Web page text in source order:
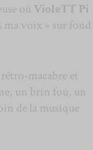
où VioleTT Pi
ma voix » sur fond
macabre et
un brin fou, un
de la musique